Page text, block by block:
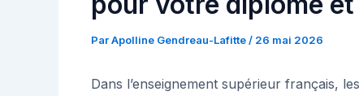
ParApolline Gendreau-Lafitte/ 26 mai 2026
Dans l’enseignement supérieur français,